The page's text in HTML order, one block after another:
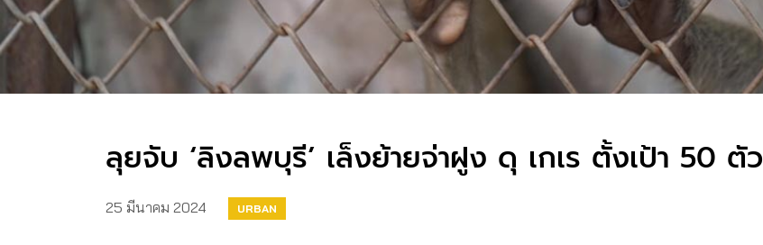
ลุยจับ ‘ลิงลพบุรี’ เล็งย้ายจ่าฝูง ดุ เกเร ตั้งเป้า 50 ตัว
25 มีนาคม 2024 URBAN